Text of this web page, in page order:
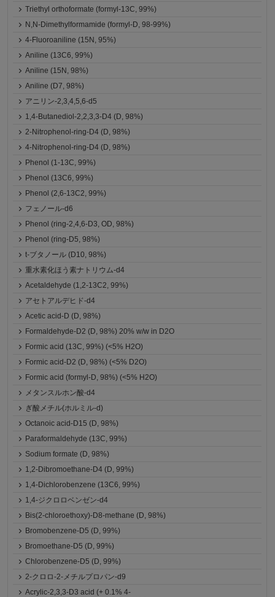
Triethyl orthoformate (formyl-13C, 99%)
N,N-Dimethylformamide (formyl-D, 98-99%)
4-Fluoroaniline (15N, 95%)
Aniline (13C6, 99%)
Aniline (15N, 98%)
Aniline (D7, 98%)
アニリン-2,3,4,5,6-d5
1,4-Butanediol-2,2,3,3-D4 (D, 98%)
2-Nitrophenol-ring-D4 (D, 98%)
4-Nitrophenol-ring-D4 (D, 98%)
Phenol (1-13C, 99%)
Phenol (13C6, 99%)
Phenol (2,6-13C2, 99%)
フェノール-d6
Phenol (ring-2,4,6-D3, OD, 98%)
Phenol (ring-D5, 98%)
t-ブタノール (D10, 98%)
重水素化ほう素ナトリウム-d4
Acetaldehyde (1,2-13C2, 99%)
アセトアルデヒド-d4
Acetic acid-D (D, 98%)
Formaldehyde-D2 (D, 98%) 20% w/w in D2O
Formic acid (13C, 99%) (<5% H2O)
Formic acid-D2 (D, 98%) (<5% D2O)
Formic acid (formyl-D, 98%) (<5% H2O)
メタンスルホン酸-d4
ぎ酸メチル(ホルミル-d)
Octanoic acid-D15 (D, 98%)
Paraformaldehyde (13C, 99%)
Sodium formate (D, 98%)
1,2-Dibromoethane-D4 (D, 99%)
1,4-Dichlorobenzene (13C6, 99%)
1,4-ジクロロベンゼン-d4
Bis(2-chloroethoxy)-D8-methane (D, 98%)
Bromobenzene-D5 (D, 99%)
Bromoethane-D5 (D, 99%)
Chlorobenzene-D5 (D, 99%)
2-クロロ-2-メチルプロパン-d9
Acrylic-2,3,3-D3 acid (+ 0.1% 4-